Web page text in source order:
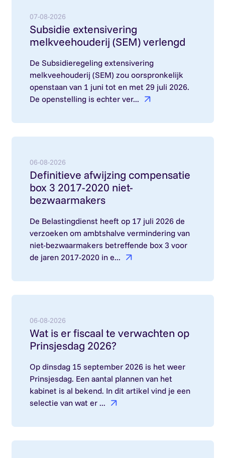
Lees meer over: Subsidie extensivering
07-08-2026
Subsidie extensivering
melkveehouderij (SEM) verlengd
De Subsidieregeling extensivering
melkveehouderij (SEM) zou oorspronkelijk
openstaan van 1 juni tot en met 29 juli 2026.
De openstelling is echter ver...
Lees meer over: Definitieve afwijzing
06-08-2026
Definitieve afwijzing compensatie
box 3 2017-2020 niet-
bezwaarmakers
De Belastingdienst heeft op 17 juli 2026 de
verzoeken om ambtshalve vermindering van
niet-bezwaarmakers betreffende box 3 voor
de jaren 2017-2020 in e...
Lees meer over: Wat is er fiscaal te verwachten
06-08-2026
Wat is er fiscaal te verwachten op
Prinsjesdag 2026?
Op dinsdag 15 september 2026 is het weer
Prinsjesdag. Een aantal plannen van het
kabinet is al bekend. In dit artikel vind je een
selectie van wat er ...